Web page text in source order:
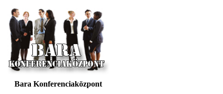
Bara Konferenciaközpont